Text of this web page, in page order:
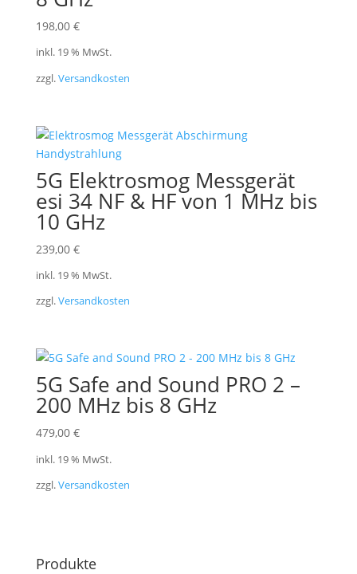
198,00 €
inkl. 19 % MwSt.
zzgl.Versandkosten
5G Elektrosmog Messgerät
esi 34 NF & HF von 1 MHz bis
10 GHz
239,00 €
inkl. 19 % MwSt.
zzgl.Versandkosten
5G Safe and Sound PRO 2 –
200 MHz bis 8 GHz
479,00 €
inkl. 19 % MwSt.
zzgl.Versandkosten
Produkte